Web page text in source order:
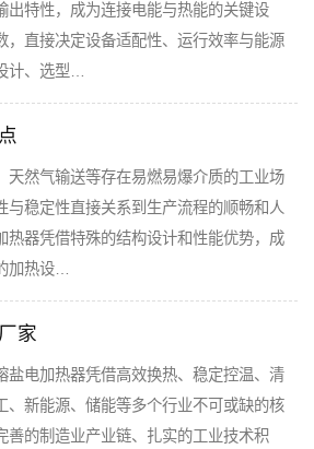
出特性，成为连接电能与热能的关键设
，直接决定设备适配性、运行效率与能源
计、选型…
天然气输送等存在易燃易爆介质的工业场
与稳定性直接关系到生产流程的顺畅和人
热器凭借特殊的结构设计和性能优势，成
加热设…
家
盐电加热器凭借高效换热、稳定控温、清
、新能源、储能等多个行业不可或缺的核
善的制造业产业链、扎实的工业技术积